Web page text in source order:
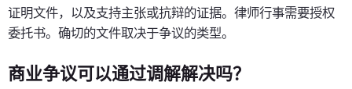
证明文件，以及支持主张或抗辩的证据。律师行事需要授权
委托书。确切的文件取决于争议的类型。
商业争议可以通过调解解决吗？